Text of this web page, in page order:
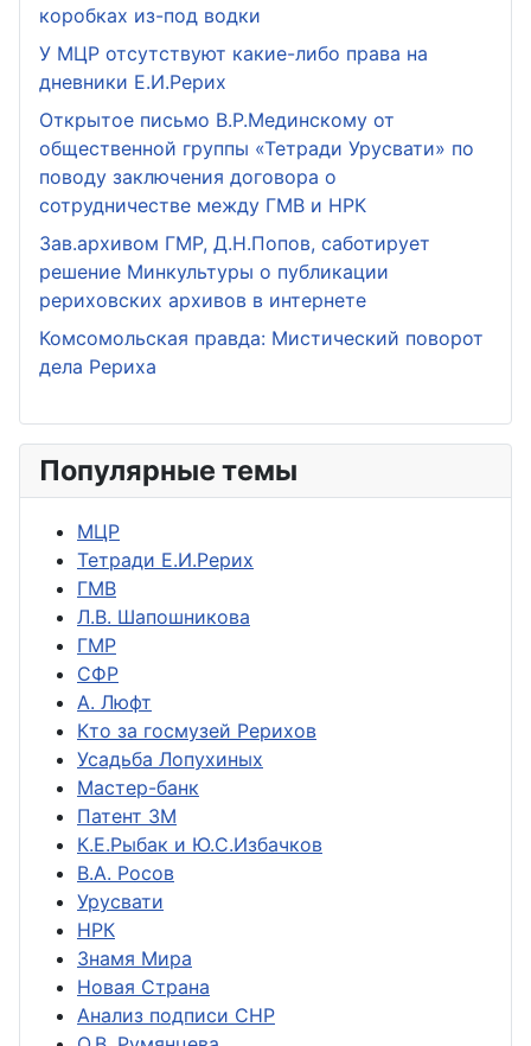
коробках из-под водки
У МЦР отсутствуют какие-либо права на
дневники Е.И.Рерих
Открытое письмо В.Р.Мединскому от
общественной группы «Тетради Урусвати» по
поводу заключения договора о
сотрудничестве между ГМВ и НРК
Зав.архивом ГМР, Д.Н.Попов, саботирует
решение Минкультуры о публикации
рериховских архивов в интернете
Комсомольская правда: Мистический поворот
дела Рериха
Популярные темы
МЦР
Тетради Е.И.Рерих
ГМВ
Л.В. Шапошникова
ГМР
СФР
А. Люфт
Кто за госмузей Рерихов
Усадьба Лопухиных
Мастер-банк
Патент ЗМ
К.Е.Рыбак и Ю.С.Избачков
В.А. Росов
Урусвати
НРК
Знамя Мира
Новая Страна
Анализ подписи СНР